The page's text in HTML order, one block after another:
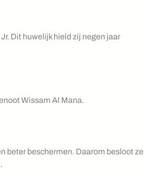
Dit huwelijk hield zij negen jaar
Wissam Al Mana.
beter beschermen. Daarom besloot ze